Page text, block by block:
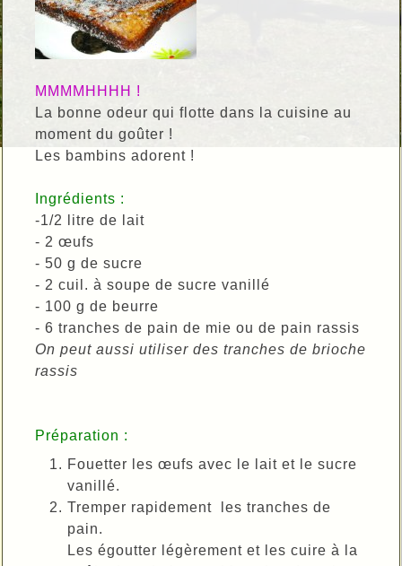
MMMMHHHH !
La bonne odeur qui flotte dans la cuisine au
moment du goûter !
Les bambins adorent !
Ingrédients :
-1/2 litre de lait
- 2 œufs
- 50 g de sucre
- 2 cuil. à soupe de sucre vanillé
- 100 g de beurre
- 6 tranches de pain de mie ou de pain rassis
On peut aussi utiliser des tranches de brioche
rassis
Préparation :
Fouetter les œufs avec le lait et le sucre
vanillé.
Tremper rapidement
les tranches de
pain.
Les égoutter légèrement et les cuire à la